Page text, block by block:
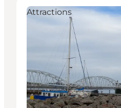
Attractions